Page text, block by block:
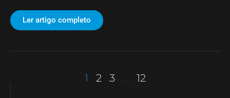
Ler artigo completo
1 2 3 12